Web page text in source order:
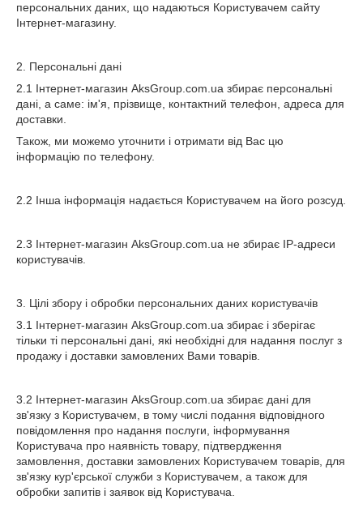
персональних даних, що надаються Користувачем сайту
Інтернет-магазину.
2. Персональні дані
2.1 Інтернет-магазин AksGroup.com.ua збирає персональні
дані, а саме: ім'я, прізвище, контактний телефон, адреса для
доставки.
Також, ми можемо уточнити і отримати від Вас цю
інформацію по телефону.
2.2 Інша інформація надається Користувачем на його розсуд.
2.3 Інтернет-магазин AksGroup.com.ua не збирає IP-адреси
користувачів.
3. Цілі збору і обробки персональних даних користувачів
3.1 Інтернет-магазин AksGroup.com.ua збирає і зберігає
тільки ті персональні дані, які необхідні для надання послуг з
продажу і доставки замовлених Вами товарів.
3.2 Інтернет-магазин AksGroup.com.ua збирає дані для
зв'язку з Користувачем, в тому числі подання відповідного
повідомлення про надання послуги, інформування
Користувача про наявність товару, підтвердження
замовлення, доставки замовлених Користувачем товарів, для
зв'язку кур'єрської служби з Користувачем, а також для
обробки запитів і заявок від Користувача.